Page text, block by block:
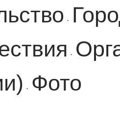
·
·
·
Фото